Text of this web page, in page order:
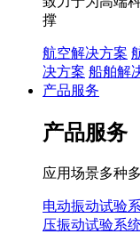
撑
航空解决方案
决方案 船舶解
产品服务
产品服务
应用场景多种
电动振动试验
压振动试验系